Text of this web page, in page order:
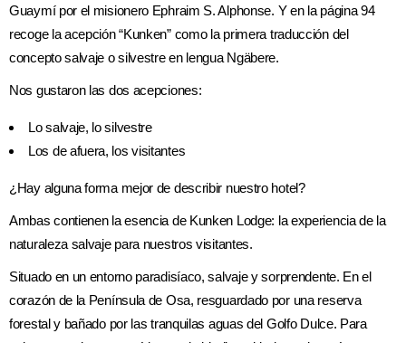
Guaymí por el misionero Ephraim S. Alphonse. Y en la página 94
recoge la acepción “Kunken” como la primera traducción del
concepto salvaje o silvestre en lengua Ngäbere.
Nos gustaron las dos acepciones:
Lo salvaje, lo silvestre
Los de afuera, los visitantes
¿Hay alguna forma mejor de describir nuestro hotel?
Ambas contienen la esencia de Kunken Lodge: la experiencia de la
naturaleza salvaje para nuestros visitantes.
Situado en un entorno paradisíaco, salvaje y sorprendente. En el
corazón de la Península de Osa, resguardado por una reserva
forestal y bañado por las tranquilas aguas del Golfo Dulce. Para